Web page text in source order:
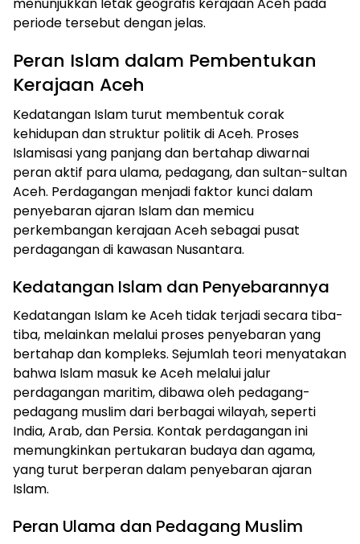
periode tersebut dengan jelas.
Peran Islam dalam Pembentukan
Kerajaan Aceh
Kedatangan Islam turut membentuk corak
kehidupan dan struktur politik di Aceh. Proses
Islamisasi yang panjang dan bertahap diwarnai
peran aktif para ulama, pedagang, dan sultan-sultan
Aceh. Perdagangan menjadi faktor kunci dalam
penyebaran ajaran Islam dan memicu
perkembangan kerajaan Aceh sebagai pusat
perdagangan di kawasan Nusantara.
Kedatangan Islam dan Penyebarannya
Kedatangan Islam ke Aceh tidak terjadi secara tiba-
tiba, melainkan melalui proses penyebaran yang
bertahap dan kompleks. Sejumlah teori menyatakan
bahwa Islam masuk ke Aceh melalui jalur
perdagangan maritim, dibawa oleh pedagang-
pedagang muslim dari berbagai wilayah, seperti
India, Arab, dan Persia. Kontak perdagangan ini
memungkinkan pertukaran budaya dan agama,
yang turut berperan dalam penyebaran ajaran
Islam.
Peran Ulama dan Pedagang Muslim